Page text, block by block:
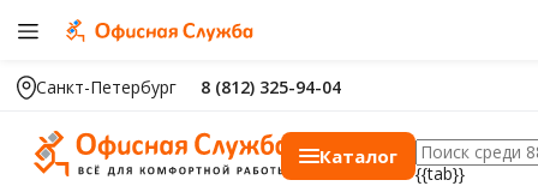
Санкт-Петербург 8 (812) 325-94-04
Каталог
{{tab}}